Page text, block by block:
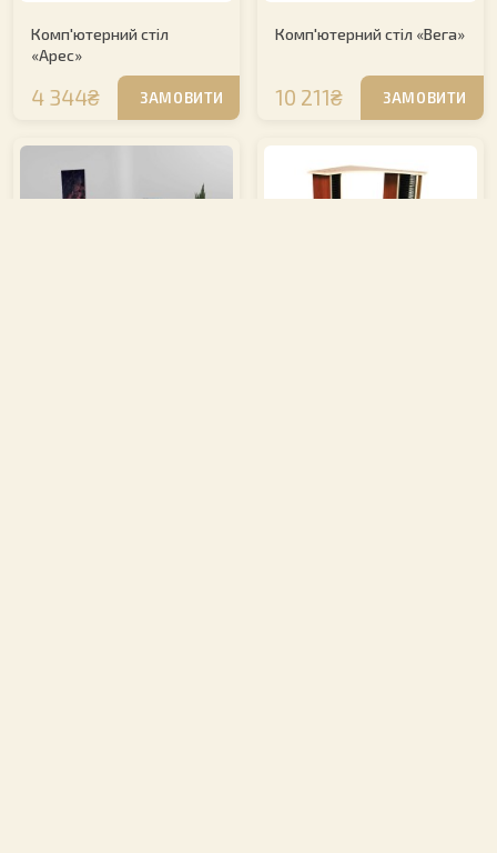
Комп'ютерний стіл
«Арес»
4 344₴ ЗАМОВИТИ
Комп'ютерний стіл «Вега»
10 211₴ ЗАМОВИТИ